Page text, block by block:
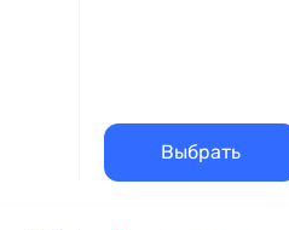
Выбрать